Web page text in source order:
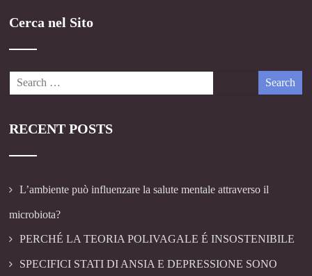
Cerca nel Sito
RECENT POSTS
L’ambiente può influenzare la salute mentale attraverso il
microbiota?
PERCHÉ LA TEORIA POLIVAGALE É INSOSTENIBILE
SPECIFICI STATI DI ANSIA E DEPRESSIONE SONO